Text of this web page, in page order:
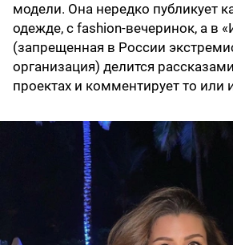
модели. Она нередко публикует
одежде, с fashion-вечеринок, а в
(запрещенная в России
организация) делится
проектах и комментирует то или